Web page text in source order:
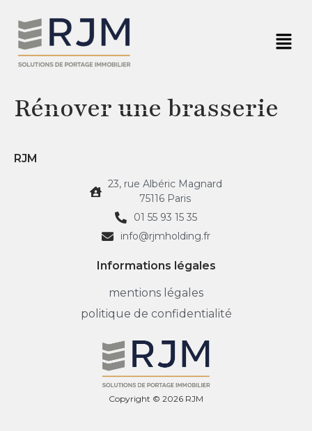
Rénover une brasserie
RJM
23, rue Albéric Magnard
75116 Paris
01 55 93 15 35
info@rjmholding.fr
Informations légales
mentions légales
politique de confidentialité
Copyright © 2026 RJM